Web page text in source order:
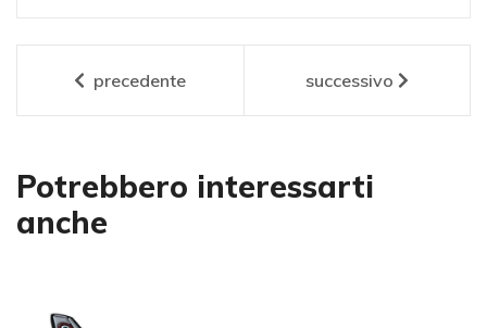
precedente successivo
Potrebbero interessarti
anche